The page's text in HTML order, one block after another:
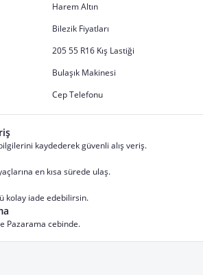
Harem Altın
Bilezik Fiyatları
205 55 R16 Kış Lastiği
Bulaşık Makinesi
Cep Telefonu
kaydederek güvenli alış veriş.
en kısa sürede ulaş.
kolay iade edebilirsin.
Pazarama cebinde.